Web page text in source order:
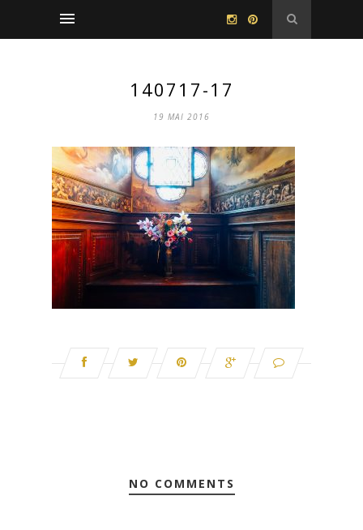
140717-17
19 MAI 2016
NO COMMENTS